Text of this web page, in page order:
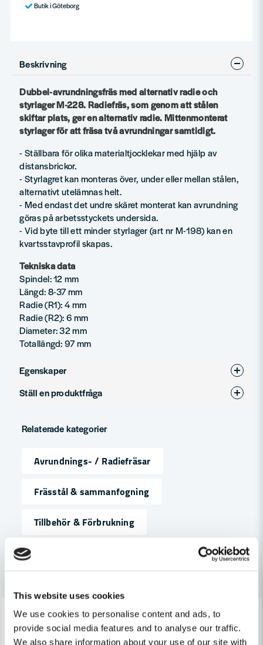
This website uses cookies
We use cookies to personalise content and ads, to
provide social media features and to analyse our traffic.
We also share information about your use of our site with
Butik i Göteborg
Beskrivning
Dubbel-avrundningsfräs med alternativ radie och
styrlager M-228. Radiefräs, som genom att stålen
skiftar plats, ger en alternativ radie. Mittenmonterat
styrlager för att fräsa två avrundningar samtidigt.
- Ställbara för olika materialtjocklekar med hjälp av
distansbrickor.
- Styrlagret kan monteras över, under eller mellan stålen,
alternativt utelämnas helt.
- Med endast det undre skäret monterat kan avrundning
göras på arbetsstyckets undersida.
- Vid byte till ett minder styrlager (art nr M-198) kan en
kvartsstavprofil skapas.
Tekniska data
Spindel: 12 mm
Längd: 8-37 mm
Radie (R1): 4 mm
Radie (R2): 6 mm
Diameter: 32 mm
Totallängd: 97 mm
Egenskaper
Produkttyp
Ställ en produktfråga
Fråga oss något om denna produkten...
Namn
email
Relaterade kategorier
Avrundnings- / Radiefräsar
Frässtål & sammanfogning
Tillbehör & Förbrukning
-7% -7%